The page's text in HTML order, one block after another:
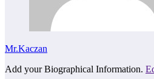
Mr.Kaczan
Add your Biographical Information.